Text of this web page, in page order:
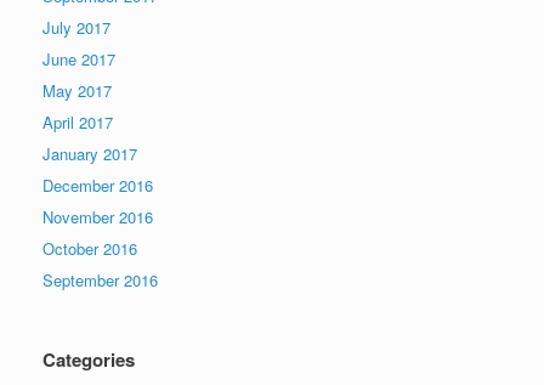
July 2017
June 2017
May 2017
April 2017
January 2017
December 2016
November 2016
October 2016
September 2016
Categories